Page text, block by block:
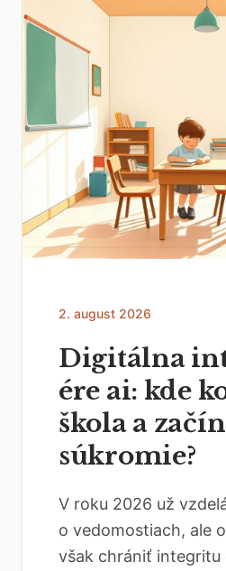
2. august 2026
Digitálna
ére ai: kde
škola a
súkromie?
V roku 2026 už
o vedomostiach, ale
však chrániť integritu